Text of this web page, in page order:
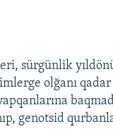
sürgünlik
olğanı
genotsid